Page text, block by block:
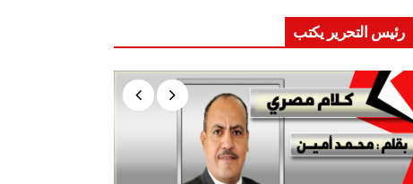
رئيس التحرير يكتب